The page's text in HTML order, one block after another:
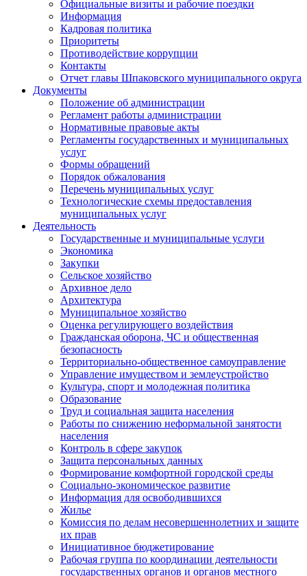
Официальные визиты и рабочие поездки
Информация
Кадровая политика
Приоритеты
Противодействие коррупции
Контакты
Отчет главы Шпаковского муниципального округа
Документы
Положение об администрации
Регламент работы администрации
Нормативные правовые акты
Регламенты государственных и муниципальных
услуг
Формы обращений
Порядок обжалования
Перечень муниципальных услуг
Технологические схемы предоставления
муниципальных услуг
Деятельность
Государственные и муниципальные услуги
Экономика
Закупки
Сельское хозяйство
Архивное дело
Архитектура
Муниципальное хозяйство
Оценка регулирующего воздействия
Гражданская оборона, ЧС и общественная
безопасность
Территориально-общественное самоуправление
Управление имуществом и землеустройство
Культура, спорт и молодежная политика
Образование
Труд и социальная защита населения
Работы по снижению неформальной занятости
населения
Контроль в сфере закупок
Защита персональных данных
Формирование комфортной городской среды
Социально-экономическое развитие
Информация для освободившихся
Жилье
Комиссия по делам несовершеннолетних и защите
их прав
Инициативное бюджетирование
Рабочая группа по координации деятельности
государственных органов и органов местного